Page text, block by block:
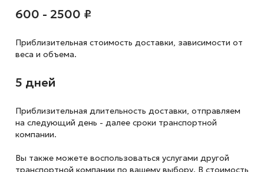
600 - 2500 ₽
Приблизительная стоимость доставки, зависимости от
веса и объема.
5 дней
Приблизительная длительность доставки, отправляем
на следующий день - далее сроки транспортной
компании.
Вы также можете воспользоваться услугами другой
транспортной компании по вашему выбору. В стоимость